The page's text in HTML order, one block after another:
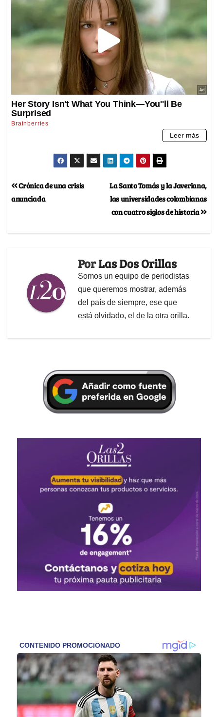
La Santo Tomás y la Javeriana,
las universidades colombianas
con cuatro siglos de historia
Crónica de una crisis
anunciada
PorLas Dos Orillas
Somos un equipo de periodistas
que queremos mostrar, además
del país de siempre, ese que
está olvidado, el de la otra orilla.